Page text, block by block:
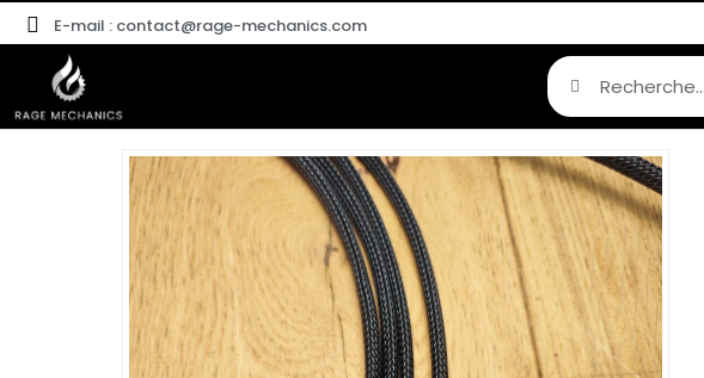
E-mail : contact@rage-mechanics.com